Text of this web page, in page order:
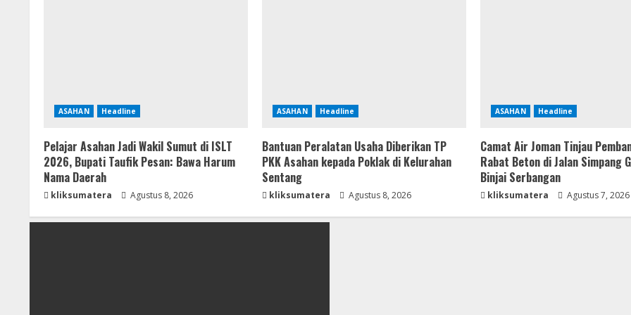
ASAHAN Headline
Pelajar Asahan Jadi Wakil Sumut di ISLT
2026, Bupati Taufik Pesan: Bawa Harum
Nama Daerah
kliksumatera Agustus 8, 2026
ASAHAN Headline
Bantuan Peralatan Usaha Diberikan TP
PKK Asahan kepada Poklak di Kelurahan
Sentang
kliksumatera Agustus 8, 2026
ASAHAN Headline
Camat Air Joman Tinjau
Rabat Beton di Jalan Simpang
Binjai Serbangan
kliksumatera Agustus 7, 2026